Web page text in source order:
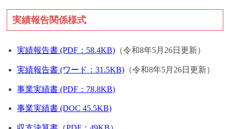
実績報告関係様式
実績報告書 (PDF：58.4KB) （令和8年5月26日更新）
実績報告書 (ワード：31.5KB) （令和8年5月26日更新）
事業実績書 (PDF：78.8KB)
事業実績書 (DOC 45.5KB)